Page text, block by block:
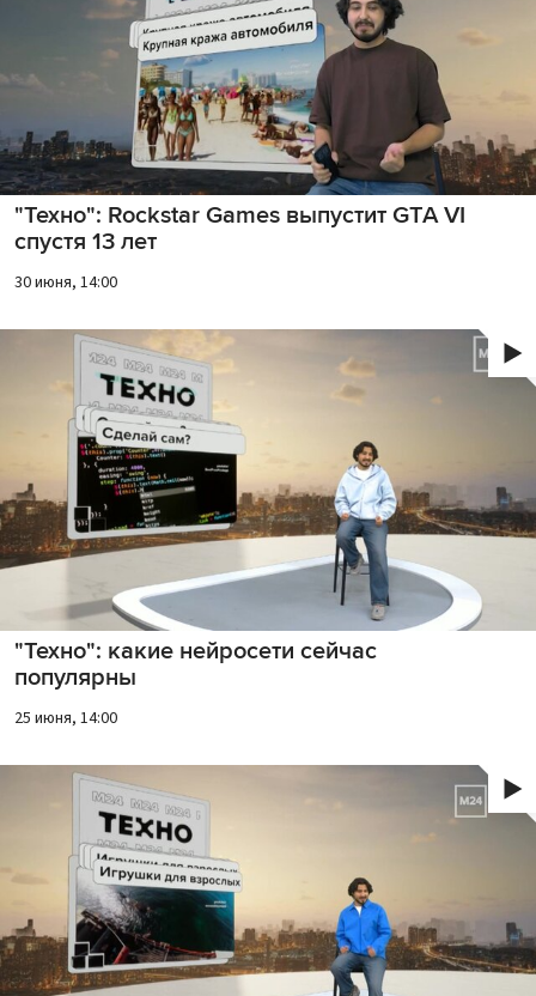
"Техно": Rockstar Games выпустит GTA VI
спустя 13 лет
30 июня, 14:00
"Техно": какие нейросети сейчас
популярны
25 июня, 14:00